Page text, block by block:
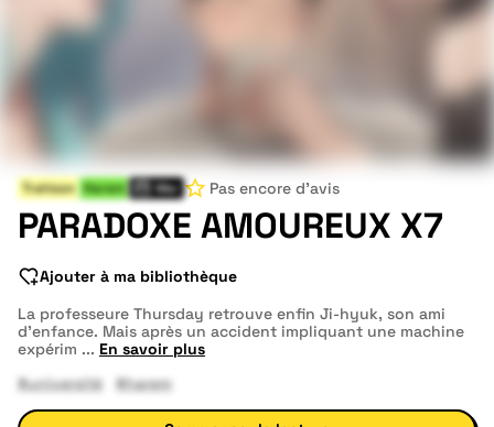
Trahison Harem Mer Pas encore d'avis
PARADOXE AMOUREUX X7
Ajouter à ma bibliothèque
La professeure Thursday retrouve enfin Ji-hyuk, son ami
d’enfance. Mais après un accident impliquant une machine
expérim ... En savoir plus
#université
#harem